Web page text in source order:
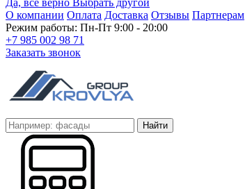
Да, все верно Выбрать другой
О компании Оплата Доставка Отзывы Партнерам
Режим работы: Пн-Пт 9:00 - 20:00
+7 985 002 98 71
Заказать звонок
Найти